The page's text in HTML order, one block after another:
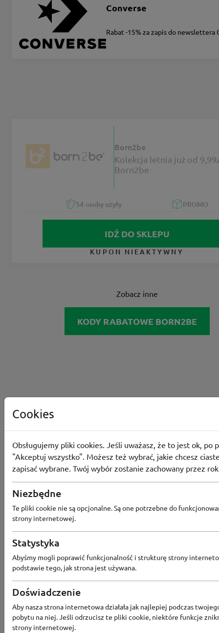
Converse
Rabat -15% za zapis do newslettera
Born2be
Kolekcja letnia już od
Born2be
54 osoby użyły PROMO
IDŹ DO SKLEPU
KUPON NIEAKTYWNY
Zobacz inne
KODY RABATOWE BORN2BE
Converse
Cookies
Obsługujemy pliki cookies. Jeśli uważasz, że to jest ok, po
"Akceptuj wszystko". Możesz też wybrać, jakie chcesz
zapisać wybrane. Twój wybór zostanie zachowany przez
Niezbędne
Te pliki cookie nie są opcjonalne. Są one potrzebne do
strony internetowej.
Statystyka
Abyśmy mogli poprawić funkcjonalność i strukturę strony
podstawie tego, jak strona jest używana.
Doświadczenie
Aby nasza strona internetowa działała jak najlepiej podczas
pobytu na niej. Jeśli odrzucisz te pliki cookie, niektóre funkcje
strony internetowej.